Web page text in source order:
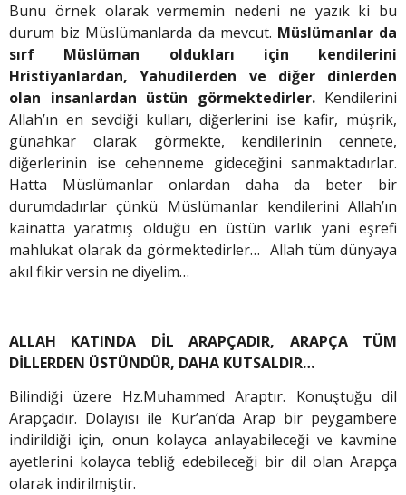
Bunu örnek olarak vermemin nedeni ne yazık ki bu
durum biz Müslümanlarda da mevcut. Müslümanlar da
sırf Müslüman oldukları için kendilerini
Hristiyanlardan, Yahudilerden ve diğer dinlerden
olan insanlardan üstün görmektedirler.Kendilerini
Allah’ın en sevdiği kulları, diğerlerini ise kafir, müşrik,
günahkar olarak görmekte, kendilerinin cennete,
diğerlerinin ise cehenneme gideceğini sanmaktadırlar.
Hatta Müslümanlar onlardan daha da beter bir
durumdadırlar çünkü Müslümanlar kendilerini Allah’ın
kainatta yaratmış olduğu en üstün varlık yani eşrefi
mahlukat olarak da görmektedirler… Allah tüm dünyaya
akıl fikir versin ne diyelim…
ALLAH KATINDA DİL ARAPÇADIR, ARAPÇA TÜM
DİLLERDEN ÜSTÜNDÜR, DAHA KUTSALDIR…
Bilindiği üzere Hz.Muhammed Araptır. Konuştuğu dil
Arapçadır. Dolayısı ile Kur’an’da Arap bir peygambere
indirildiği için, onun kolayca anlayabileceği ve kavmine
ayetlerini kolayca tebliğ edebileceği bir dil olan Arapça
olarak indirilmiştir.